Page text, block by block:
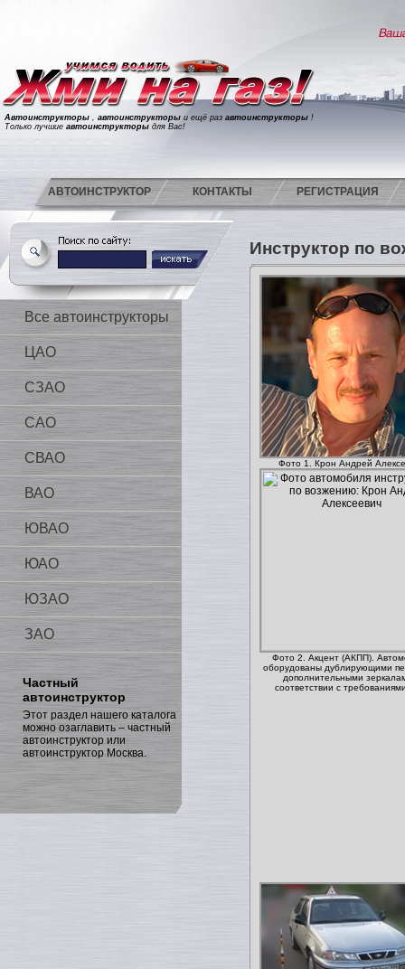
Автоинструкторы , автоинструкторы и ещё раз автоинструкторы !
Только лучшие автоинструкторы для Вас!
АВТОИНСТРУКТОР КОНТАКТЫ РЕГИСТРАЦИЯ
Все автоинструкторы
ЦАО
СЗАО
САО
СВАО
ВАО
ЮВАО
ЮАО
ЮЗАО
ЗАО
Частный
автоинструктор
Этот раздел нашего каталога
можно озаглавить – частный
автоинструктор или
автоинструктор Москва.
Инструктор по
Фото 1. Крон Андрей
Фото 2. Акцент (АКПП).
оборудованы дублирующими
дополнительными
соответствии с